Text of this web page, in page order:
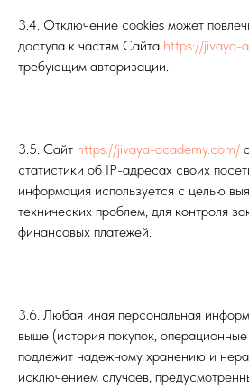
3.4. Отключение cookies может
доступа к частям Сайта https://jivaya-
требующим авторизации.
3.5. Сайт https://jivaya-academy.com/
статистики об IP-адресах своих
информация используется с целью
технических проблем, для контроля
финансовых платежей.
3.6. Любая иная персональная
выше (история покупок,
подлежит надежному хранению и
исключением случаев,